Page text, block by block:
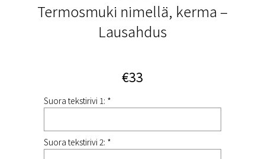
Termosmuki nimellä, kerma –
Lausahdus
€33
Suora tekstirivi 1: *
Suora tekstirivi 2: *